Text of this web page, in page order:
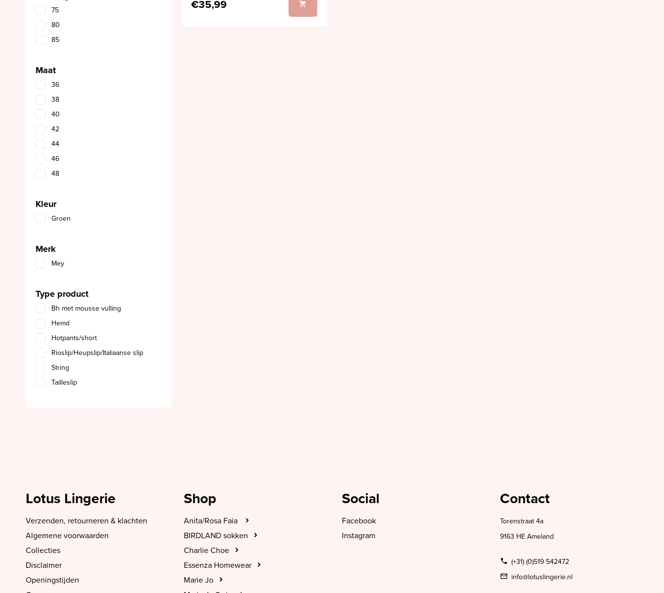
75
80
85
Maat
36
38
40
42
44
46
48
Kleur
Groen
Merk
Mey
Type product
Bh met mousse vulling
Hemd
Hotpants/short
Rioslip/Heupslip/Italiaanse slip
String
Tailleslip
€35,99
Lotus Lingerie
Verzenden, retourneren & klachten
Algemene voorwaarden
Collecties
Disclaimer
Openingstijden
Shop
Anita/Rosa Faia
BIRDLAND sokken
Charlie Choe
Essenza Homewear
Marie Jo
Social
Facebook
Instagram
Contact
Torenstraat 4a
9163 HE Ameland
(+31) (0)519 542472
info@lotuslingerie.nl